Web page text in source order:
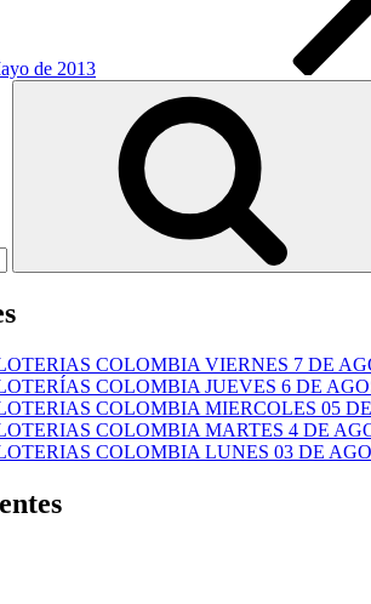
de 2013
COLOMBIA VIERNES 7 DE
COLOMBIA JUEVES 6 DE
COLOMBIA MIERCOLES 05
COLOMBIA MARTES 4 DE
COLOMBIA LUNES 03 DE